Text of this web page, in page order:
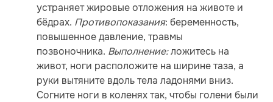
устраняет жировые отложения на животе и
бёдрах. Противопоказания: беременность,
повышенное давление, травмы
позвоночника. Выполнение:ложитесь на
живот, ноги расположите на ширине таза, а
руки вытяните вдоль тела ладонями вниз.
Согните ноги в коленях так, чтобы голени были